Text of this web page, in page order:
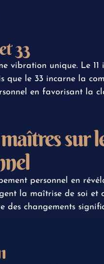
33
vibration unique. Le 11
le 33 incarne la
en favorisant la
sur
personnel en
la maîtrise de soi et
des changements